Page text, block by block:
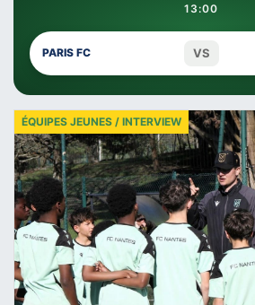
13:00
PARIS FC VS
ÉQUIPES JEUNES / INTERVIEW